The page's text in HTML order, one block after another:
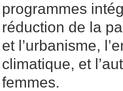
programmes
réduction de la
et l’urbanisme,
climatique, et
femmes.